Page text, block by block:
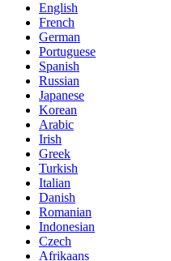
English
French
German
Portuguese
Spanish
Russian
Japanese
Korean
Arabic
Irish
Greek
Turkish
Italian
Danish
Romanian
Indonesian
Czech
Afrikaans